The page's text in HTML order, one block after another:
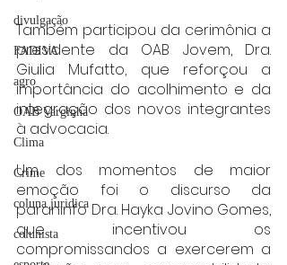
divulgação
FADIVA
agro
OAB Varginha
Clima
Crime
coluna juridica
colunista
Também participou da cerimônia a
presidente da OAB Jovem, Dra.
Giulia Mufatto, que reforçou a
importância do acolhimento e da
integração dos novos integrantes
à advocacia.
Um dos momentos de maior
emoção foi o discurso da
paraninfo Dra. Hayka Jovino Gomes,
que incentivou os
compromissandos a exercerem a